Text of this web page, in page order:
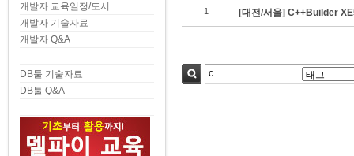
개발자 교육일정/도서
개발자 기술자료
개발자 Q&A
DB툴 기술자료
DB툴 Q&A
1 [대전/서울] C++Builder